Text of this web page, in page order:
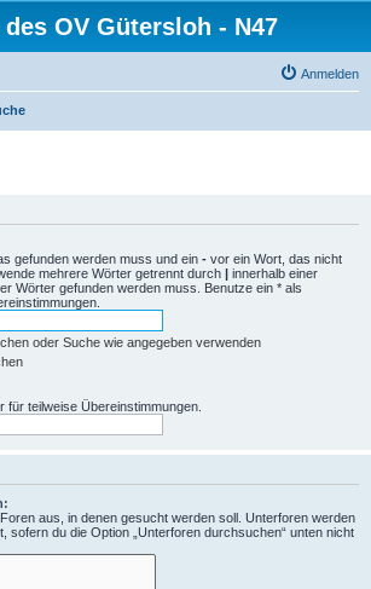
OV Gütersloh - N47
Anmelden
gefunden werden muss und ein - vor ein Wort, das nicht
mehrere Wörter getrennt durch | innerhalb einer
Wörter gefunden werden muss. Benutze ein * als
oder Suche wie angegeben verwenden
für teilweise Übereinstimmungen.
aus, in denen gesucht werden soll. Unterforen werden
sofern du die Option „Unterforen durchsuchen“ unten nicht